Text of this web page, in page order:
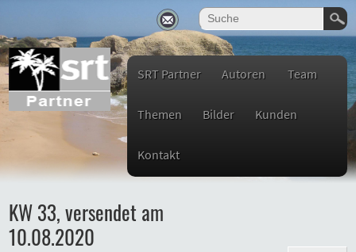
SRT Partner Autoren Team
Themen Bilder Kunden
Kontakt
KW 33, versendet am
10.08.2020